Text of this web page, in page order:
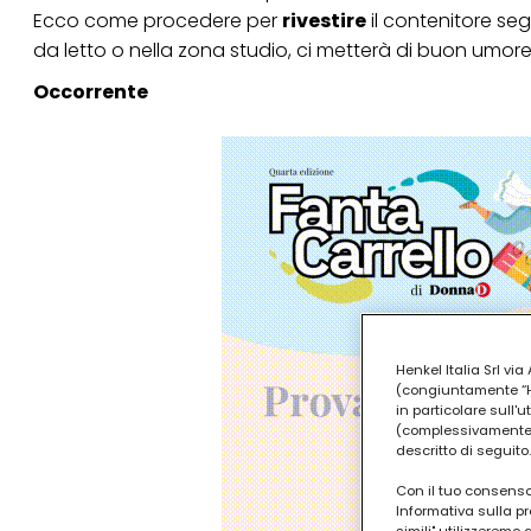
Ecco come procedere per rivestireil contenitore
da letto o nella zona studio, ci metterà di buon
Occorrente
Henkel Italia Srl via
(congiuntamente
in particolare
descritto di seguito.
Con il tuo
Informativa sulla